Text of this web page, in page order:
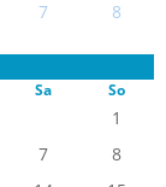
7 8
Sa So
1
7
8